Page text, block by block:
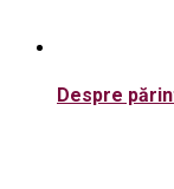
Despre